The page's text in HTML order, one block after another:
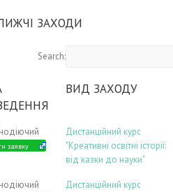
ЗАХОДИ
Search:
ВИД ЗАХОДУ
заявку
Дистанційний курс
"Креативні освітні історії:
від казки до науки"
Дистанційний курс